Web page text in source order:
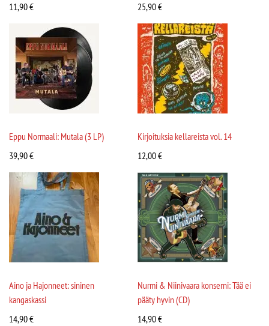
11,90€ 25,90€
Eppu Normaali: Mutala (3 LP)
39,90€
Kirjoituksia kellareista vol. 14
12,00€
Aino ja Hajonneet: sininen
kangaskassi
14,90€
Nurmi & Niinivaara konserni: Tää ei
pääty hyvin (CD)
14,90€